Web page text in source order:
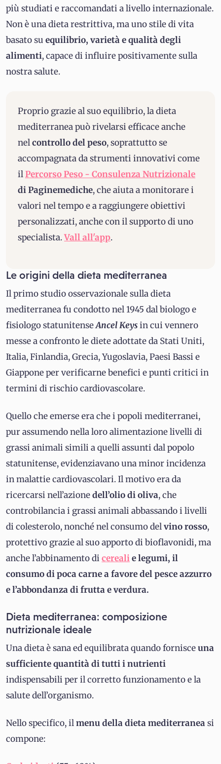
più studiati e raccomandati a livello internazionale.
Non è una dieta restrittiva, ma uno stile di vita
basato su equilibrio, varietà e qualità degli
alimenti, capace di influire positivamente sulla
nostra salute.
Proprio grazie al suo equilibrio, la dieta
mediterranea può rivelarsi efficace anche
nelcontrollo del peso, soprattutto se
accompagnata da strumenti innovativi come
ilPercorso Peso - Consulenza Nutrizionale
di Paginemediche, che aiuta a monitorare i
valori nel tempo e a raggiungere obiettivi
personalizzati, anche con il supporto di uno
specialista.Vall all'app.
Le origini della dieta mediterranea
Il primo studio osservazionale sulla dieta
mediterranea fu condotto nel 1945 dal biologo e
fisiologo statunitenseAncel Keysin cui vennero
messe a confronto le diete adottate da Stati Uniti,
Italia, Finlandia, Grecia, Yugoslavia, Paesi Bassi e
Giappone per verificarne benefici e punti critici in
termini di rischio cardiovascolare.
Quello che emerse era che i popoli mediterranei,
pur assumendo nella loro alimentazione livelli di
grassi animali simili a quelli assunti dal popolo
statunitense, evidenziavano una minor incidenza
in malattie cardiovascolari. Il motivo era da
ricercarsi nell’azionedell’olio di oliva, che
controbilancia i grassi animali abbassando i livelli
di colesterolo, nonché nel consumo delvino rosso,
protettivo grazie al suo apporto di bioflavonidi, ma
anche l’abbinamento di cerealie legumi, il
consumo di poca carne a favore del pesce azzurro
e l’abbondanza di frutta e verdura.
Dieta mediterranea: composizione
nutrizionale ideale
Una dieta è sana ed equilibrata quando fornisceuna
sufficiente quantità di tutti i nutrienti
indispensabili per il corretto funzionamento e la
salute dell’organismo.
Nello specifico, ilmenu della dieta mediterraneasi
compone: